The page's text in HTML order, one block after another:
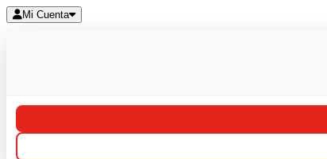
Mi Cuenta